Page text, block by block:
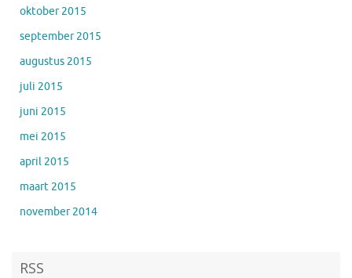
oktober 2015
september 2015
augustus 2015
juli 2015
juni 2015
mei 2015
april 2015
maart 2015
november 2014
RSS